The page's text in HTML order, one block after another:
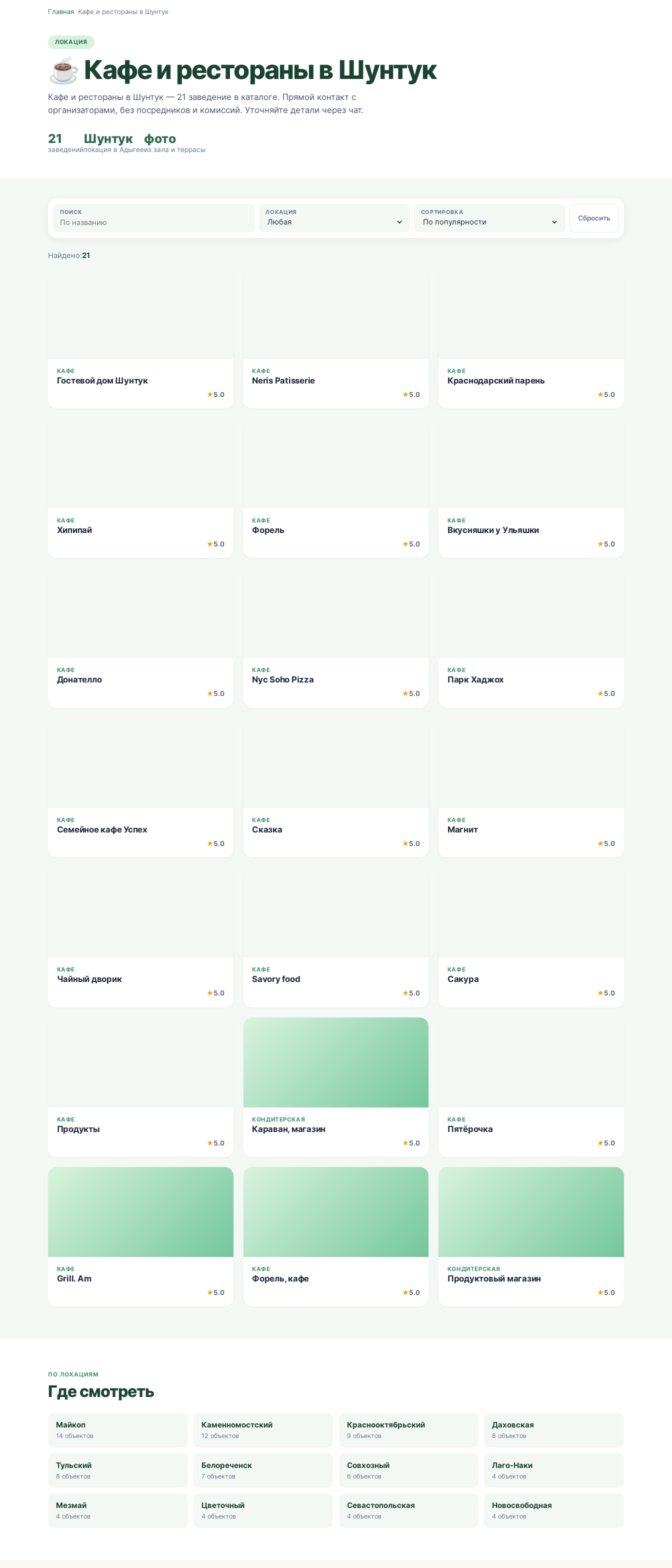
Главная ·Кафе и рестораны в Шунтук
ЛОКАЦИЯ
☕ Кафе и рестораны в Шунтук
Кафе и рестораны в Шунтук — 21 заведение в каталоге. Прямой контакт с
организаторами, без посредников и комиссий. Уточняйте детали через чат.
21
заведений
Шунтук
локация в Адыгее
фото
из зала и террасы
ПОИСК ЛОКАЦИЯ СОРТИРОВКА
Сбросить
Найдено:21
КАФЕ
Гостевой дом Шунтук
★5.0
КАФЕ
Neris Patisserie
★5.0
КАФЕ
Краснодарский парень
★5.0
КАФЕ
Хипипай
★5.0
КАФЕ
Форель
★5.0
КАФЕ
Вкусняшки у Ульяшки
★5.0
КАФЕ
Донателло
★5.0
КАФЕ
Nyc Soho Pizza
★5.0
КАФЕ
Парк Хаджох
★5.0
КАФЕ
Семейное кафе Успех
★5.0
КАФЕ
Сказка
★5.0
КАФЕ
Магнит
★5.0
КАФЕ
Чайный дворик
★5.0
КАФЕ
Savory food
★5.0
КАФЕ
Сакура
★5.0
КАФЕ
Продукты
★5.0
КОНДИТЕРСКАЯ
Караван, магазин
★5.0
КАФЕ
Пятёрочка
★5.0
КАФЕ
Grill. Am
★5.0
КАФЕ
Форель, кафе
★5.0
КОНДИТЕРСКАЯ
Продуктовый магазин
★5.0
ПО ЛОКАЦИЯМ
Где смотреть
Майкоп
14 объектов
Каменномостский
12 объектов
Краснооктябрьский
9 объектов
Даховская
8 объектов
Тульский
8 объектов
Белореченск
7объектов
Совхозный
6 объектов
Лаго-Наки
4 объектов
Мезмай
4 объектов
Цветочный
4объектов
Севастопольская
4объектов
Новосвободная
4 объектов